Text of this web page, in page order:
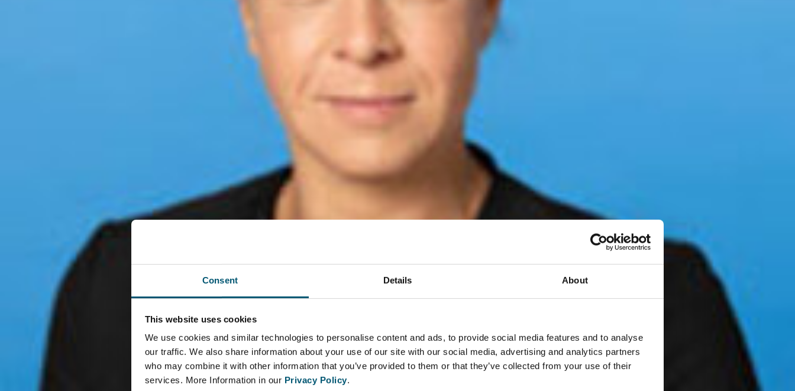
Consent Details About
This website uses cookies
We use cookies and similar technologies to personalise content and ads, to provide social media features and to analyse
our traffic. We also share information about your use of our site with our social media, advertising and analytics partners
who may combine it with other information that you’ve provided to them or that they’ve collected from your use of their
services. More Information in our Privacy Policy.
日本語 中文
投资热土北威州